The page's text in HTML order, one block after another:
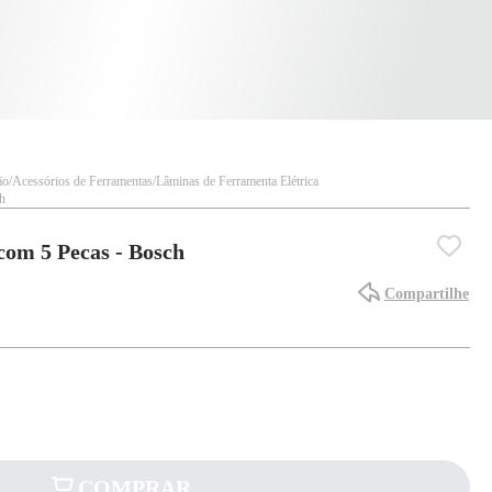
Acessórios de Ferramentas Lâminas de Ferramenta Elétrica
5 Pecas - Bosch
Compartilhe